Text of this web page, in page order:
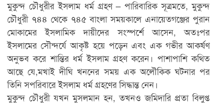
মুকুন্দ চৌধুরীর ইসলাম ধর্ম গ্রহণ – পারিবারিক সূত্রমতে, মুকুন্দ
চৌধুরী ৭৪৪ থেকে ৭৪৫ বাংলা সময়কালে এনায়েতগঞ্জের পুরান
মোকামের ইসলামিক দায়ীদের সংস্পর্শে আসেন, অতঃপর
ইসলামের সৌন্দর্যে আকৃষ্ট হয়ে পড়েন এবং এক গভীর আকর্ষণ
অনুভব করে শান্তির ধর্ম ইসলাম গ্রহণ করেন। পাশাপাশি কথিত
আছে যে,মখাই দীঘি খননের সময় এক অলৌকিক ঘটনার পর
তিনি সপরিবারে ইসলাম ধর্ম গ্রহণের সিদ্ধান্ত নেন।
মুকুন্দ চৌধুরী যখন মুসলমান হন, তখনও জমিদারি প্রতা বিলুপ্ত